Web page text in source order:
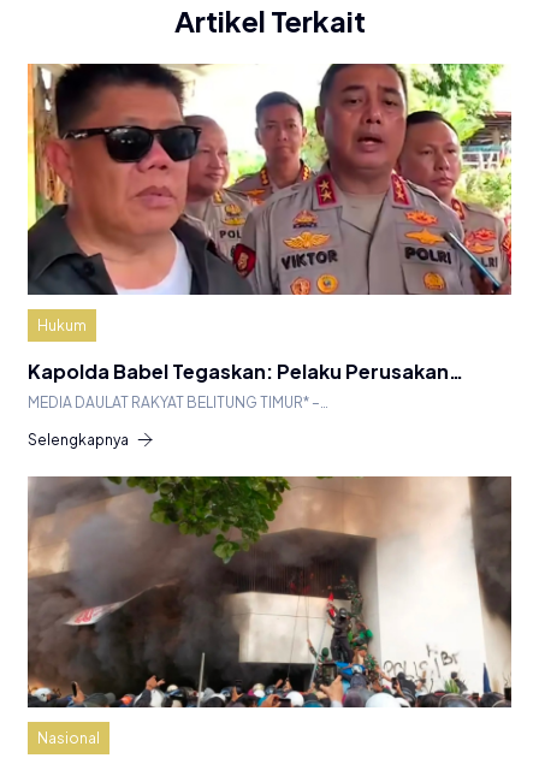
Artikel Terkait
Hukum
Kapolda Babel Tegaskan: Pelaku Perusakan…
MEDIA DAULAT RAKYAT BELITUNG TIMUR* –…
Selengkapnya
Nasional